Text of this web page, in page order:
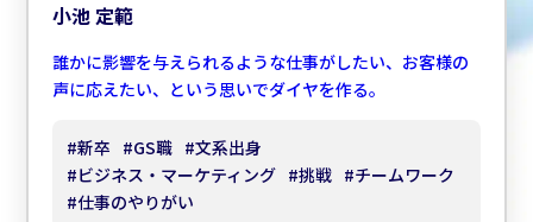
小池 定範
誰かに影響を与えられるような仕事がしたい、お客様の
声に応えたい、という思いでダイヤを作る。
#新卒 #GS職 #文系出身
#ビジネス・マーケティング #挑戦 #チームワーク
#仕事のやりがい